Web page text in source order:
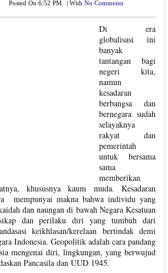
Posted On 6:52 PM With No Comments
Di era
globalisasi ini
banyak
tantangan bagi
negeri kita,
namun
kesadaran
berbangsa dan
bernegara sudah
selayaknya
rakyat dan
pemerintah
untuk bersama
sama
memberikan
khususnya kaum muda. Kesadaran
mempunyai makna bahwa individu yang
dan naungan di bawah Negara Kesatuan
dan perilaku diri yang tumbuh dari
keikhlasan/kerelaan bertindak demi
Indonesia. Geopolitik adalah cara pandang
mengenai diri, lingkungan, yang berwujud
Pancasila dan UUD 1945.